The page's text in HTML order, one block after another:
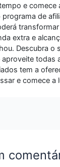
e comece
de
extra e
Descubra o
todas
tem a
e comece a